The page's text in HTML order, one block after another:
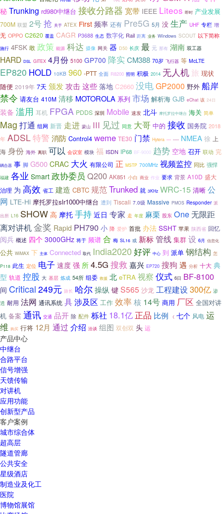
秘Trunking rd980中继台 接收分路器 宽带 IEEE Liteos 即时 产业发展
700M 联盟 2号抢 关于 ATEX First 频率 还有 Pre5G 5月 没 生产 UHF 专栏 增
无 OPPO C2620 覆盖 CAGR P3688 生态 数字化 Rail 距离 业务 Windows SCOUT 以下简称
施行 4FSK 敢 政策 能源 科达 摄像 网关 器 D50 长庆 最 元 那有 湖南 双工器
HARD DSL GITEX 4月份 5100 GP700 降实 CM388 70岁 飞行器 等 McLTE
EP820 HOLD 10KB 960 -PTT 全面 R8200 照明 积极 2014 无人机 旅 现状
随便 2019年 7天 颁发攻击这些 落地 C2660 没电GP2000 野外 船岸
禁令 请友台 410M 清移 MOTOROLA 系列 市场 解析海 GJB eChat 该 24日
装备 滥用 耳机 FPGA PDDS 深圳 Mobile 速发 北斗 摩托罗拉中继台 海关 简单
Mag 打通 组网 新晋 走进 蒙山 III 见过 同意 大哥 中的 接收 国务院 2018
年 ADSL特警 消防 Control4 weme TE30 门禁 Hytera --- ---- NMEA 徐 上
海 身份 海外 离职 可以 会议室 模块 福 ISDN IP68 BF-9000 趋势 空地 召开 联动 完
耦合器 事 脚 G500 CRAC 大火 有限公司 正 MSTP 700MHz 视频监控 同比 强悍
福建 各业 Smart 政协委员 Q200 AK851 小白 商业 作业 要求 背景 A10D 盛大
治理 为 高效 省工 建造 CBTC 规范Trunked 就 3KHz WRC-15 清晰 公
网 LTE-Hi 摩托罗拉slr1000中继台 遭到 Tiscali 7.0级 Massive PMOS Responder 派
出所 L16 SHOW 高 摩托 手持 近日 专家 走 年度 麻栗 股东 One无限距
离对讲机金奖 Rapid PH790 小 降 爱护 首批 办法 SSHT 苹果 陕西省 回忆
阅兵 概述 四个 3000GHz 将于 频谱 合 梅 SL16 或 新标管线 集群 设 6月 信息化
公共 WiMAX 下 主体 Connected 取代 India2020 好评 中心 到 派单 钢结构 怎
P118 此生 定位 电子 速度 强 所 4.5G 搜救 嘉兴 EP720 搜狗 遇 分析 十大 典
型 轨道 控股 大 基层 炼成 54所 组委 救援 北 eTRA 视察 仪式 6日 BF-8100
间 Critical 249元 旅长 哈尔操纵 键 S565 沙龙 工程建设300亿 渗
透 耐用 法网 通讯系统 具涉及区 工作 效率核 14号 商用 厂区 全国对讲
机 备案 通讯 交通 品开 除 配件 栎社 18.1亿 正品 比例 《 七个 风电 运
维 购买 行将 12月 通过 介绍 洽谈 组图 双创双 头 运
产品中心
中继台
合路平台
信号增强
天馈传输
对讲机
应用功能
创新型产品
客户案例
城市综合体
超高层
隧道管廊
公共安全
星级酒店
制造业及化工
医院
博物馆展馆